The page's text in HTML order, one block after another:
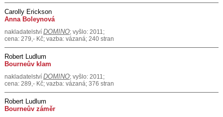
Carolly Erickson
Anna Boleynová
nakladatelství DOMINO; vyšlo: 2011;
cena: 279,- Kč; vazba: vázaná; 240 stran
Robert Ludlum
Bourneův klam
nakladatelství DOMINO; vyšlo: 2011;
cena: 289,- Kč; vazba: vázaná; 376 stran
Robert Ludlum
Bourneův záměr